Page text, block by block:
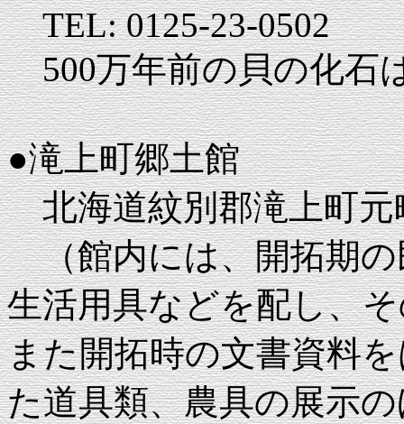
TEL: 0125-23-0502
500万年前の貝の化石
●滝上町郷土館
北海道紋別郡滝上町元
（館内には、開拓期の
生活用具などを配し、
また開拓時の文書資料
た道具類、農具の展示